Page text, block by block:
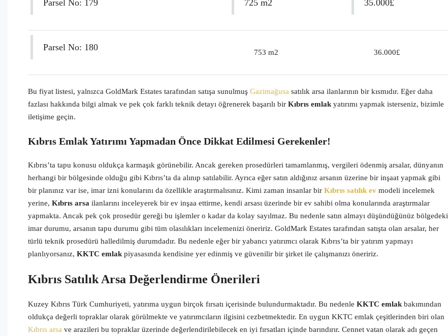
Parsel No: 179 725 m2 35.000£
Parsel No: 180 753 m2 36.000£
Bu fiyat listesi, yalnızca GoldMark Estates tarafından satışa sunulmuş Gazimağusa satılık arsa ilanlarının bir kısmıdır. Eğer daha
fazlası hakkında bilgi almak ve pek çok farklı teknik detayı öğrenerek başarılı bir Kıbrıs emlak yatırımı yapmak isterseniz, bizimle
iletişime geçin.
Kıbrıs Emlak Yatırımı Yapmadan Önce Dikkat Edilmesi Gerekenler!
Kıbrıs’ta tapu konusu oldukça karmaşık görünebilir. Ancak gereken prosedürleri tamamlanmış, vergileri ödenmiş arsalar, dünyanın
herhangi bir bölgesinde olduğu gibi Kıbrıs’ta da alınıp satılabilir. Ayrıca eğer satın aldığınız arsanın üzerine bir inşaat yapmak gibi
bir planınız var ise, imar izni konularını da özellikle araştırmalısınız. Kimi zaman insanlar bir Kıbrıs satılık ev modeli incelemek
yerine, Kıbrıs arsa ilanlarını inceleyerek bir ev inşaa ettirme, kendi arsası üzerinde bir ev sahibi olma konularında araştırmalar
yapmakta. Ancak pek çok prosedür gereği bu işlemler o kadar da kolay sayılmaz. Bu nedenle satın almayı düşündüğünüz bölgedeki
imar durumu, arsanın tapu durumu gibi tüm olasılıkları incelemenizi öneririz. GoldMark Estates tarafından satışta olan arsalar, her
türlü teknik prosedürü halledilmiş durumdadır. Bu nedenle eğer bir yabancı yatırımcı olarak Kıbrıs’ta bir yatırım yapmayı
planlıyorsanız, KKTC emlak piyasasında kendisine yer edinmiş ve güvenilir bir şirket ile çalışmanızı öneririz.
Kıbrıs Satılık Arsa Değerlendirme Önerileri
Kuzey Kıbrıs Türk Cumhuriyeti, yatırıma uygun birçok fırsatı içerisinde bulundurmaktadır. Bu nedenle KKTC emlak bakımından
oldukça değerli topraklar olarak görülmekte ve yatırımcıların ilgisini cezbetmektedir. En uygun KKTC emlak çeşitlerinden biri olan
Kıbrıs arsa ve arazileri bu topraklar üzerinde değerlendirilebilecek en iyi fırsatları içinde barındırır. Cennet vatan olarak adı geçen